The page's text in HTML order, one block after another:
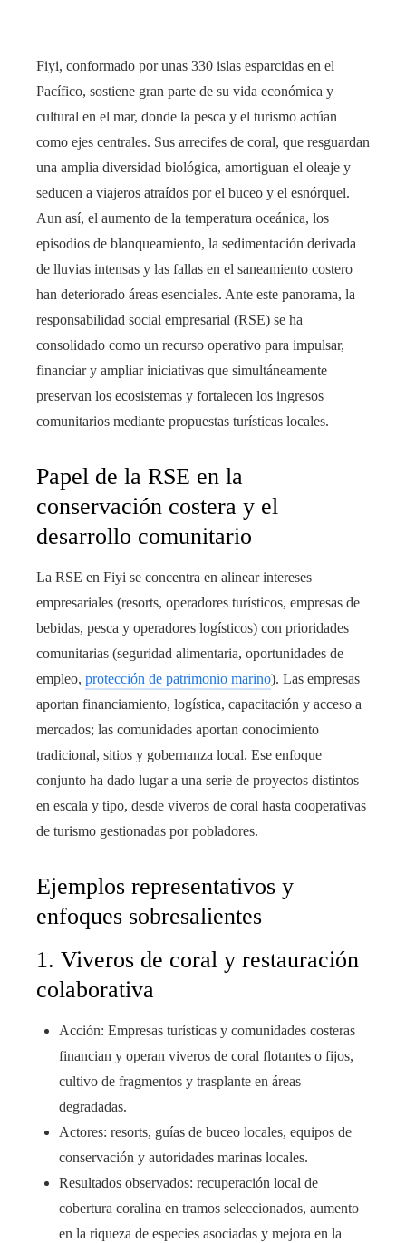
Fiyi, conformado por unas 330 islas esparcidas en el
Pacífico, sostiene gran parte de su vida económica y
cultural en el mar, donde la pesca y el turismo actúan
como ejes centrales. Sus arrecifes de coral, que resguardan
una amplia diversidad biológica, amortiguan el oleaje y
seducen a viajeros atraídos por el buceo y el esnórquel.
Aun así, el aumento de la temperatura oceánica, los
episodios de blanqueamiento, la sedimentación derivada
de lluvias intensas y las fallas en el saneamiento costero
han deteriorado áreas esenciales. Ante este panorama, la
responsabilidad social empresarial (RSE) se ha
consolidado como un recurso operativo para impulsar,
financiar y ampliar iniciativas que simultáneamente
preservan los ecosistemas y fortalecen los ingresos
comunitarios mediante propuestas turísticas locales.
Papel de la RSE en la
conservación costera y el
desarrollo comunitario
La RSE en Fiyi se concentra en alinear intereses
empresariales (resorts, operadores turísticos, empresas de
bebidas, pesca y operadores logísticos) con prioridades
comunitarias (seguridad alimentaria, oportunidades de
empleo, protección de patrimonio marino). Las empresas
aportan financiamiento, logística, capacitación y acceso a
mercados; las comunidades aportan conocimiento
tradicional, sitios y gobernanza local. Ese enfoque
conjunto ha dado lugar a una serie de proyectos distintos
en escala y tipo, desde viveros de coral hasta cooperativas
de turismo gestionadas por pobladores.
Ejemplos representativos y
enfoques sobresalientes
1. Viveros de coral y restauración
colaborativa
Acción: Empresas turísticas y comunidades costeras
financian y operan viveros de coral flotantes o fijos,
cultivo de fragmentos y trasplante en áreas
degradadas.
Actores: resorts, guías de buceo locales, equipos de
conservación y autoridades marinas locales.
Resultados observados: recuperación local de
cobertura coralina en tramos seleccionados, aumento
en la riqueza de especies asociadas y mejora en la